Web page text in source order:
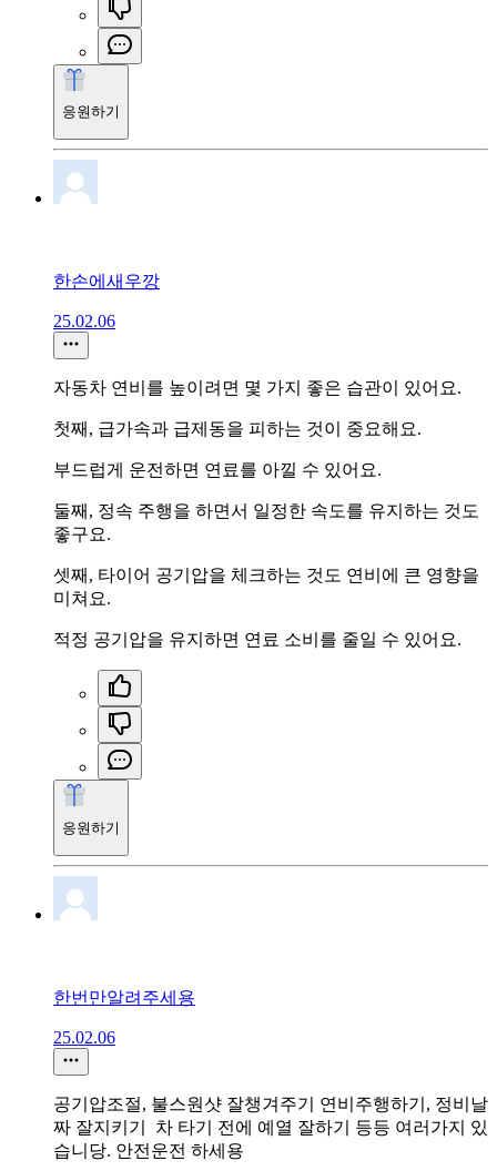
응원하기
한손에새우깡
25.02.06
자동차 연비를 높이려면 몇 가지 좋은 습관이 있어요.
첫째, 급가속과 급제동을 피하는 것이 중요해요.
부드럽게 운전하면 연료를 아낄 수 있어요.
둘째, 정속 주행을 하면서 일정한 속도를 유지하는 것도
좋구요.
셋째, 타이어 공기압을 체크하는 것도 연비에 큰 영향을
미쳐요.
적정 공기압을 유지하면 연료 소비를 줄일 수 있어요.
응원하기
한번만알려주세용
25.02.06
공기압조절, 불스원샷 잘챙겨주기 연비주행하기, 정비날
짜 잘지키기 차 타기 전에 예열 잘하기 등등 여러가지 있
습니당. 안전운전 하세용